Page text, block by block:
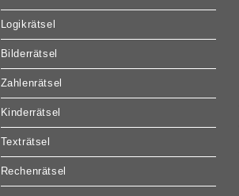
Logikrätsel
Bilderrätsel
Zahlenrätsel
Kinderrätsel
Texträtsel
Rechenrätsel